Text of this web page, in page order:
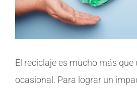
El reciclaje es mucho más
ocasional. Para lograr un